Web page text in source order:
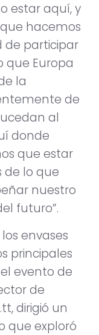
estar aquí, y
hacemos
de participar
que Europa
la
de
al
donde
que estar
de lo que
nuestro
futuro”.
envases
principales
evento de
de
dirigió un
que exploró